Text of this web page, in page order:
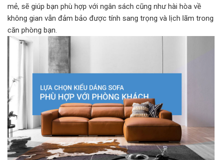
mẻ, sẽ giúp bạn phù hợp với ngân sách cũng như hài hòa về
không gian vẫn đảm bảo được tính sang trọng và lịch lãm trong
căn phòng bạn.